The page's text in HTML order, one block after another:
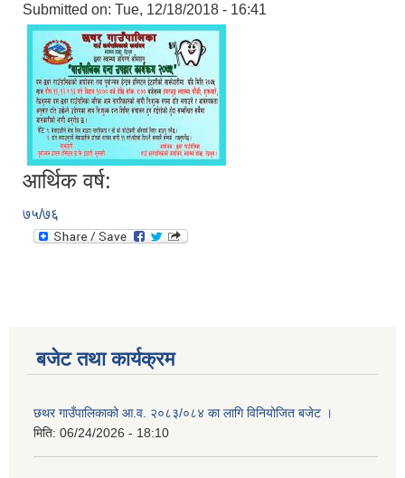
Submitted on: Tue, 12/18/2018 - 16:41
आर्थिक वर्ष:
७५/७६
बजेट तथा कार्यक्रम
छथर गाउँपालिकाको आ.व. २०८३/०८४ का लागि विनियोजित बजेट ।
मिति: 06/24/2026 - 18:10